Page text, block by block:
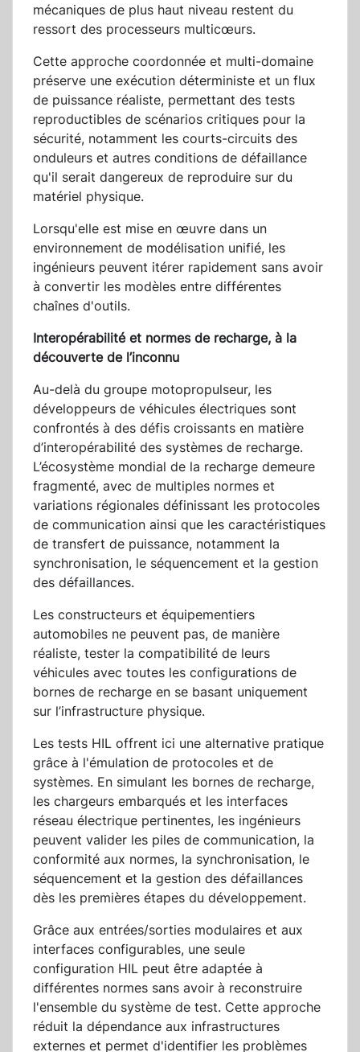
mécaniques de plus haut niveau restent du
ressort des processeurs multicœurs.
Cette approche coordonnée et multi-domaine
préserve une exécution déterministe et un flux
de puissance réaliste, permettant des tests
reproductibles de scénarios critiques pour la
sécurité, notamment les courts-circuits des
onduleurs et autres conditions de défaillance
qu'il serait dangereux de reproduire sur du
matériel physique.
Lorsqu'elle est mise en œuvre dans un
environnement de modélisation unifié, les
ingénieurs peuvent itérer rapidement sans avoir
à convertir les modèles entre différentes
chaînes d'outils.
Interopérabilité et normes de recharge, à la
découverte de l’inconnu
Au-delà du groupe motopropulseur, les
développeurs de véhicules électriques sont
confrontés à des défis croissants en matière
d’interopérabilité des systèmes de recharge.
L’écosystème mondial de la recharge demeure
fragmenté, avec de multiples normes et
variations régionales définissant les protocoles
de communication ainsi que les caractéristiques
de transfert de puissance, notamment la
synchronisation, le séquencement et la gestion
des défaillances.
Les constructeurs et équipementiers
automobiles ne peuvent pas, de manière
réaliste, tester la compatibilité de leurs
véhicules avec toutes les configurations de
bornes de recharge en se basant uniquement
sur l’infrastructure physique.
Les tests HIL offrent ici une alternative pratique
grâce à l'émulation de protocoles et de
systèmes. En simulant les bornes de recharge,
les chargeurs embarqués et les interfaces
réseau électrique pertinentes, les ingénieurs
peuvent valider les piles de communication, la
conformité aux normes, la synchronisation, le
séquencement et la gestion des défaillances
dès les premières étapes du développement.
Grâce aux entrées/sorties modulaires et aux
interfaces configurables, une seule
configuration HIL peut être adaptée à
différentes normes sans avoir à reconstruire
l'ensemble du système de test. Cette approche
réduit la dépendance aux infrastructures
externes et permet d'identifier les problèmes